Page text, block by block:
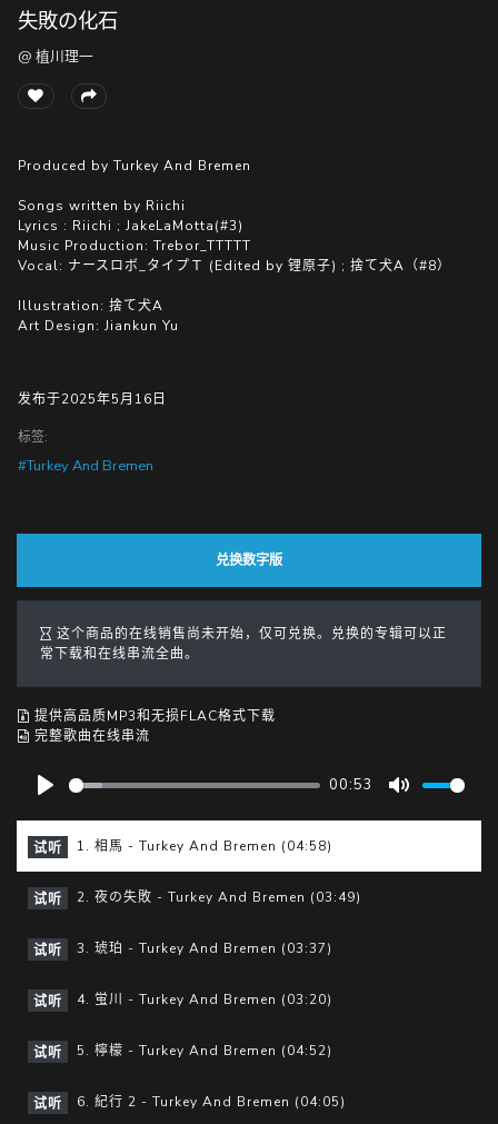
随
便
听
听
失敗の化石
@ 植川理一
Produced by Turkey And Bremen
Songs written by Riichi
Lyrics : Riichi ; JakeLaMotta(#3)
Music Production: Trebor_TTTTT
Vocal: ナースロボ_タイプＴ (Edited by 锂原子) ; 捨て犬A（#8）
Illustration: 捨て犬A
Art Design: Jiankun Yu
发布于2025年5月16日
标签:
#Turkey And Bremen
兑换数字版
这个商品的在线销售尚未开始，仅可兑换。兑换的专辑可以正
常下载和在线串流全曲。
提供高品质MP3和无损FLAC格式下载
完整歌曲在线串流
l
a
y
00:53
试听 1. 相馬 - Turkey And Bremen (04:58)
试听 2. 夜の失敗 - Turkey And Bremen (03:49)
试听 3. 琥珀 - Turkey And Bremen (03:37)
试听 4. 蛍川 - Turkey And Bremen (03:20)
试听 5. 檸檬 - Turkey And Bremen (04:52)
试听 6. 紀行 2 - Turkey And Bremen (04:05)